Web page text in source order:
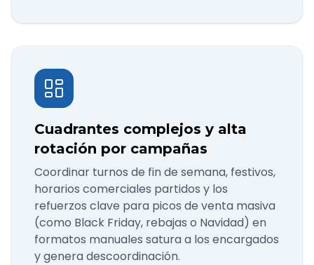
Cuadrantes complejos y alta
rotación por campañas
Coordinar turnos de fin de semana, festivos,
horarios comerciales partidos y los
refuerzos clave para picos de venta masiva
(como Black Friday, rebajas o Navidad) en
formatos manuales satura a los encargados
y genera descoordinación.